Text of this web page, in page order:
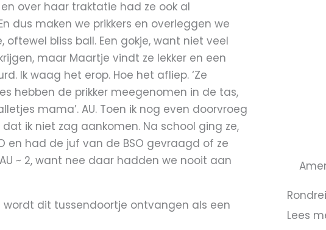
over haar traktatie had ze ook al
dus maken we prikkers en overleggen we
bliss ball. Een gokje, want niet veel
maar Maartje vindt ze lekker en een
Ik waag het erop. Hoe het afliep. ‘Ze
hebben de prikker meegenomen in de tas,
mama’. AU. Toen ik nog even doorvroeg
ik niet zag aankomen. Na school ging ze,
en had de juf van de BSO gevraagd of ze
~ 2, want nee daar hadden we nooit aan
wordt dit tussendoortje ontvangen als een
Lees